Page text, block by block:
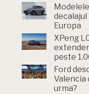
decalajul
Europa
XPeng
peste
Ford
Valencia
urma?